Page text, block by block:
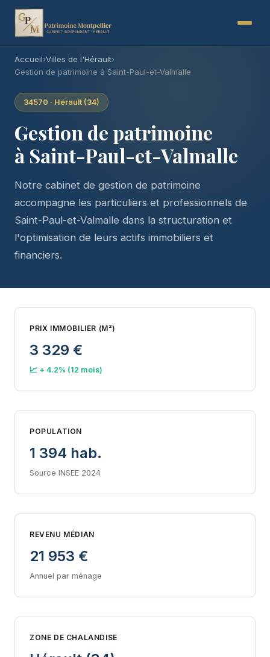
Accueil›Villes de l'Hérault›
Gestion de patrimoine à Saint-Paul-et-Valmalle
34570 · Hérault (34)
Gestion de patrimoine
à Saint-Paul-et-Valmalle
Notre cabinet de gestion de patrimoine
accompagne les particuliers et professionnels de
Saint-Paul-et-Valmalle dans la structuration et
l'optimisation de leurs actifs immobiliers et
financiers.
PRIX IMMOBILIER (M²)
3 329 €
📈 + 4.2% (12 mois)
POPULATION
1 394 hab.
Source INSEE 2024
REVENU MÉDIAN
21 953 €
Annuel par ménage
ZONE DE CHALANDISE